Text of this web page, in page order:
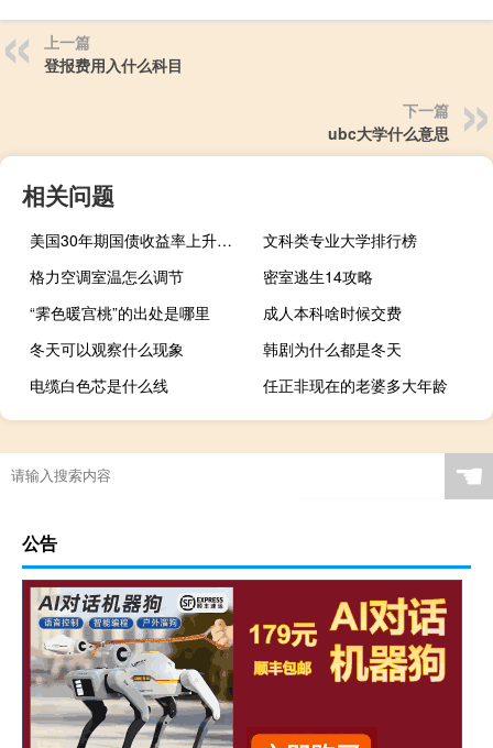
上一篇
登报费用入什么科目
下一篇
ubc大学什么意思
相关问题
美国30年期国债收益率上升至4.856为2007年以来最高水平
文科类专业大学排行榜
格力空调室温怎么调节
密室逃生14攻略
“霁色暖宫桃”的出处是哪里
成人本科啥时候交费
冬天可以观察什么现象
韩剧为什么都是冬天
电缆白色芯是什么线
任正非现在的老婆多大年龄
☚
公告